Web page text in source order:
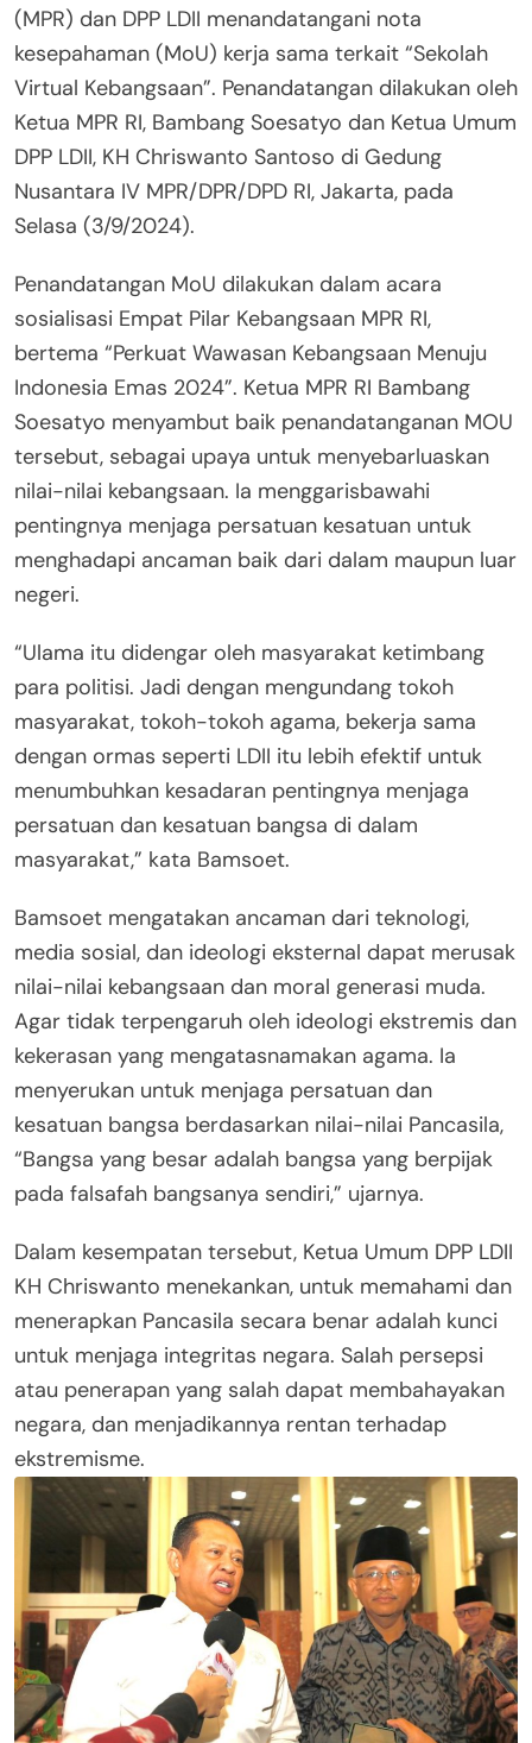
(MPR) dan DPP LDII menandatangani nota
kesepahaman (MoU) kerja sama terkait “Sekolah
Virtual Kebangsaan”. Penandatangan dilakukan oleh
Ketua MPR RI, Bambang Soesatyo dan Ketua Umum
DPP LDII, KH Chriswanto Santoso di Gedung
Nusantara IV MPR/DPR/DPD RI, Jakarta, pada
Selasa (3/9/2024).
Penandatangan MoU dilakukan dalam acara
sosialisasi Empat Pilar Kebangsaan MPR RI,
bertema “Perkuat Wawasan Kebangsaan Menuju
Indonesia Emas 2024”. Ketua MPR RI Bambang
Soesatyo menyambut baik penandatanganan MOU
tersebut, sebagai upaya untuk menyebarluaskan
nilai-nilai kebangsaan. Ia menggarisbawahi
pentingnya menjaga persatuan kesatuan untuk
menghadapi ancaman baik dari dalam maupun luar
negeri.
“Ulama itu didengar oleh masyarakat ketimbang
para politisi. Jadi dengan mengundang tokoh
masyarakat, tokoh-tokoh agama, bekerja sama
dengan ormas seperti LDII itu lebih efektif untuk
menumbuhkan kesadaran pentingnya menjaga
persatuan dan kesatuan bangsa di dalam
masyarakat,” kata Bamsoet.
Bamsoet mengatakan ancaman dari teknologi,
media sosial, dan ideologi eksternal dapat merusak
nilai-nilai kebangsaan dan moral generasi muda.
Agar tidak terpengaruh oleh ideologi ekstremis dan
kekerasan yang mengatasnamakan agama. Ia
menyerukan untuk menjaga persatuan dan
kesatuan bangsa berdasarkan nilai-nilai Pancasila,
“Bangsa yang besar adalah bangsa yang berpijak
pada falsafah bangsanya sendiri,” ujarnya.
Dalam kesempatan tersebut, Ketua Umum DPP LDII
KH Chriswanto menekankan, untuk memahami dan
menerapkan Pancasila secara benar adalah kunci
untuk menjaga integritas negara. Salah persepsi
atau penerapan yang salah dapat membahayakan
negara, dan menjadikannya rentan terhadap
ekstremisme.